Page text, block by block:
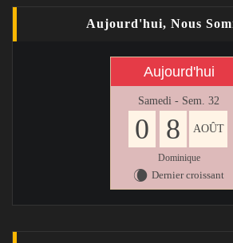
Aujourd'hui, Nous
Aujourd'hui
Samedi - Sem. 32
0 8 AOÛT
Dominique
W Dernier croissant